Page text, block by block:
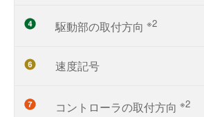
駆動部の取付方向 ※2
速度記号
コントローラの取付方向 ※2